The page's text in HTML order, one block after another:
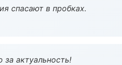
спасают в пробках.
актуальность!